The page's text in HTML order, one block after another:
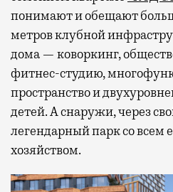
понимают и обещают
метров клубной
дома — коворкинг,
фитнес-студию,
пространство и
детей. А снаружи, через
легендарный парк со всем
хозяйством.